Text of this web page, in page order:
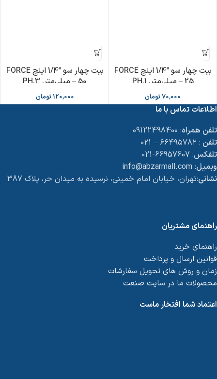
بیت چهار سو “1/4 اینچ FORCE
– 25 میلی‌متر, PH.1
70,000تومان
بیت چهار سو “1/4 اینچ FORCE
– 50 میلی‌متر, PH.3
120,000 تومان
اطلاعات تماس با ما
تلفن همراه: 09122498400
تلفن : ۶۶۴۹۵۷۸۲ – ۰۲۱
تلفکس: 66957607-021
وبمیل: info@abzarmall.com
نشانی:تهران، خیابان امام خمینی، نرسیده به میدان حر، پلاک 387
راهنمای مشتریان
راهنمای خرید
قوانین ارسال و پرداخت
زمان و روش های تحویل سفارشات
محصولات ما در سایت صنعت
اعتماد شما افتخار ماست